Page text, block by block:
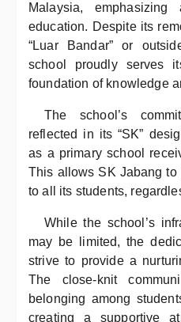
Malaysia,
education. Despite its
“Luar Bandar” or
school proudly serves
foundation of knowledge
The school’s
reflected in its “SK”
as a primary school
This allows SK Jabang
to all its students,
While the school’s
may be limited, the
strive to provide a
The close-knit
belonging among
creating a supportive